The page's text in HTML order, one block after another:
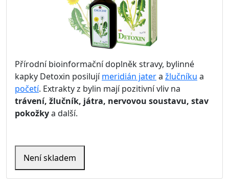
Přírodní bioinformační doplněk stravy, bylinné
kapky Detoxin posilujímeridián jatera žlučníku a
početí. Extrakty z bylin mají pozitivní vliv na
trávení, žlučník, játra, nervovou soustavu, stav
pokožkya další.
Není skladem